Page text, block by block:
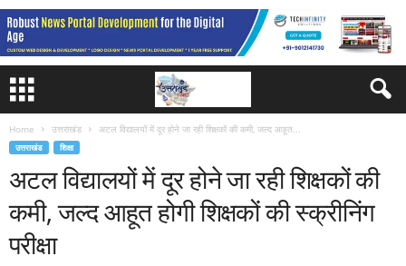
Home उत्तराखंड अटल विद्यालयों में दूर होने जा रही शिक्षकों की कमी, जल्द आहूत...
उत्तराखंड शिक्षा
अटल विद्यालयों में दूर होने जा रही शिक्षकों की
कमी, जल्द आहूत होगी शिक्षकों की स्क्रीनिंग
परीक्षा